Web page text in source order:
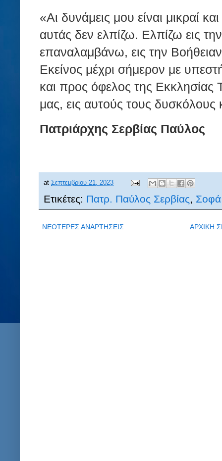
«Αι δυνάμεις μου είναι μικραί
αυτάς δεν ελπίζω. Ελπίζω εις
επαναλαμβάνω, εις την
Εκείνος μέχρι σήμερον με
και προς όφελος της Εκκλησίας
μας, εις αυτούς τους δυσκόλους
Πατριάρχης Σερβίας Παύλος
at Σεπτεμβρίου 21, 2023
Ετικέτες: Πατρ. Παύλος Σερβίας, Σοφά
ΝΕΟΤΕΡΕΣ ΑΝΑΡΤΗΣΕΙΣ ΑΡΧΙΚΗ